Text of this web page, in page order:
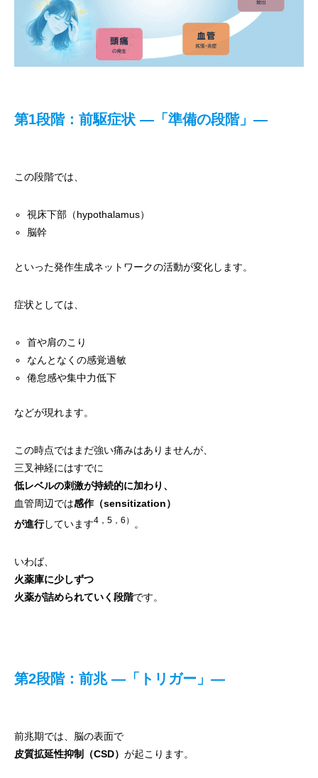
第1段階：前駆症状 ―「準備の段階」―
この段階では、
視床下部（hypothalamus）
脳幹
といった発作生成ネットワークの活動が変化します。
症状としては、
首や肩のこり
なんとなくの感覚過敏
倦怠感や集中力低下
などが現れます。
この時点ではまだ強い痛みはありませんが、
三叉神経にはすでに
低レベルの刺激が持続的に加わり、
血管周辺では感作（sensitization）
が進行しています4，5，6） 。
いわば、
火薬庫に少しずつ
火薬が詰められていく段階です。
第2段階：前兆 ―「トリガー」―
前兆期では、脳の表面で
皮質拡延性抑制（CSD） が起こります。